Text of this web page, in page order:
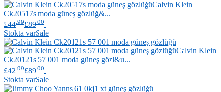
Calvin Klein
Ck20517s moda güneş gözlüğ&...
£44.99£89.00
Stokta varSale
Calvin Klein
Ck20121s 57 001 moda güneş gözl&u...
£42 .99£89 .00
Stokta varSale